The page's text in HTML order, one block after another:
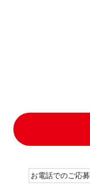
お電話でのご応募